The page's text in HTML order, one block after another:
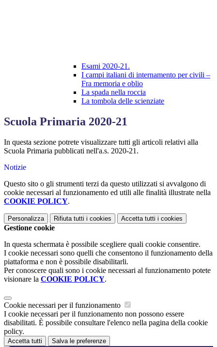
Esami 2020-21.
I campi italiani di internamento per civili –
Fra memoria e oblio
La spada nella roccia
La tombola delle scienziate
Scuola Primaria 2020-21
In questa sezione potrete visualizzare tutti gli articoli relativi alla
Scuola Primaria pubblicati nell'a.s. 2020-21.
Notizie
Questo sito o gli strumenti terzi da questo utilizzati si avvalgono di
cookie necessari al funzionamento ed utili alle finalità illustrate nella
COOKIE POLICY.
Personalizza Rifiuta tutti i cookies Accetta tutti i cookies
Gestione cookie
In questa schermata è possibile scegliere quali cookie consentire.
I cookie necessari sono quelli che consentono il funzionamento della
piattaforma e non è possibile disabilitarli.
Per conoscere quali sono i cookie necessari al funzionamento potete
visionare la COOKIE POLICY.
Cookie necessari per il funzionamento
I cookie necessari per il funzionamento non possono essere
disabilitati. È possibile consultare l'elenco nella pagina della cookie
policy.
Accetta tutti Salva le preferenze